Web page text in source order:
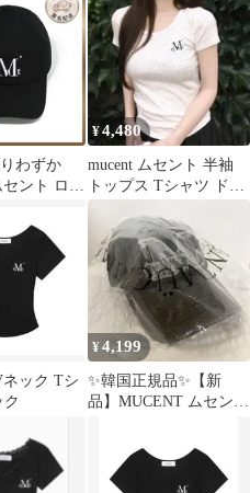
りわずか
ント ロゴ
¥4,480
mucent ムセント 半袖
トップス Tシャツ ドッ
ト
ック Tシ
ク
¥4,199
✨韓国正規品✨【新
品】MUCENT ムセント